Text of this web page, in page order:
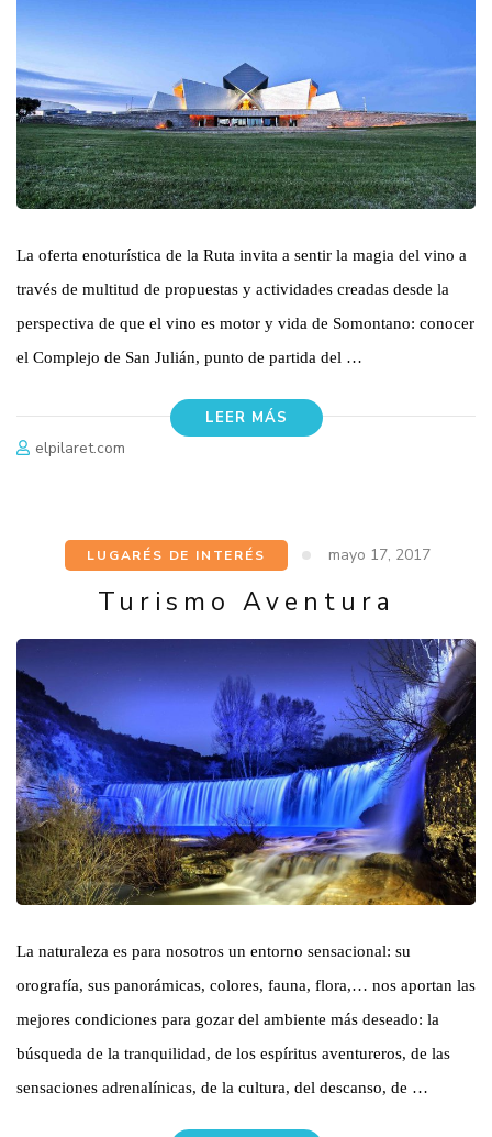
La oferta enoturística de la Ruta invita a sentir la magia del vino a
través de multitud de propuestas y actividades creadas desde la
perspectiva de que el vino es motor y vida de Somontano: conocer
el Complejo de San Julián, punto de partida del …
LEER MÁS
elpilaret.com
LUGARÉS DE INTERÉS mayo 17, 2017
Turismo Aventura
La naturaleza es para nosotros un entorno sensacional: su
orografía, sus panorámicas, colores, fauna, flora,… nos aportan las
mejores condiciones para gozar del ambiente más deseado: la
búsqueda de la tranquilidad, de los espíritus aventureros, de las
sensaciones adrenalínicas, de la cultura, del descanso, de …